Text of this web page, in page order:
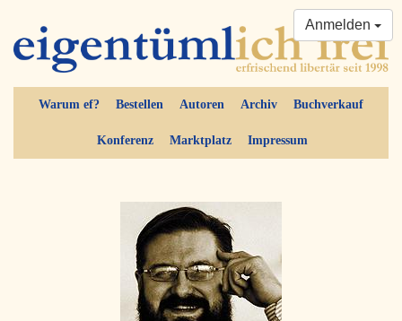
Warum ef? Bestellen Autoren Archiv Buchverkauf
Konferenz Marktplatz Impressum
Anmelden